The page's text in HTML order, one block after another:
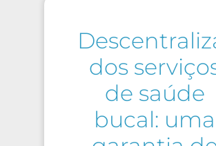
dos
de saúde
bucal: uma